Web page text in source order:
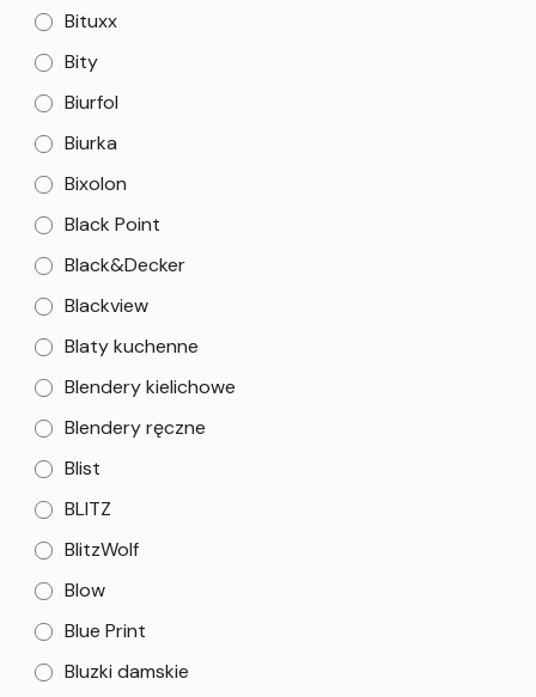
Bituxx
Bity
Biurfol
Biurka
Bixolon
Black Point
Black&Decker
Blackview
Blaty kuchenne
Blendery kielichowe
Blendery ręczne
Blist
BLITZ
BlitzWolf
Blow
Blue Print
Bluzki damskie